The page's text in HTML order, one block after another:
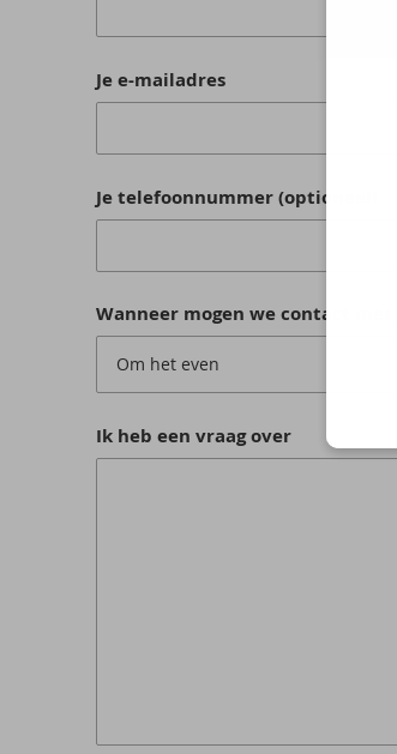
Je e-mailadres
Je telefoonnummer (optioneel)
Wanneer mogen we contact met
Om het even
Ik heb een vraag over